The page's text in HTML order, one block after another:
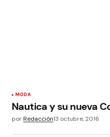
MODA
Nautica y su nueva
porRedacción13 octubre, 2016